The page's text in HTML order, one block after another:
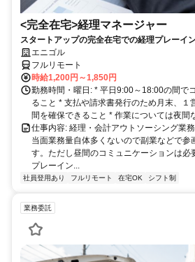
<完全在宅>経理マネージャー
スタートアップの完全在宅での経理プレーイ
エニゴル
フルリモート
時給1,200円～1,850円
勤務時間・曜日: * 平日9:00～18:00の間で
ること * 支払や請求書発行のため月末、１
間を確保できること * 作業については夜間
仕事内容: 経理・会計アウトソーシング業
当面業務量自体多くないので副業などで参
す。ただし昼間のコミュニケーションは
プレーイン...
社員登用あり フルリモート 在宅OK シフト制
業務委託